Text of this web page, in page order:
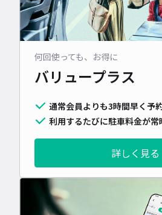
何回使っても、お得に
バリュープラス
通常会員よりも3時間早く予
利用するたびに駐車料金が
詳しく見る